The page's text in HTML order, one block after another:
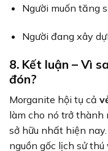
Người muốn tăng
Người đang xây
8. Kết luận – Vì
đón?
Morganite hội tụ cả
làm cho nó trở thành
sở hữu nhất hiện
nguồn gốc lịch sử